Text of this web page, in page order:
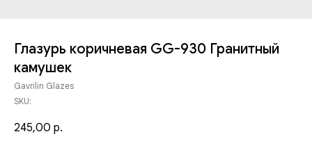
Глазурь коричневая GG-930 Гранитный
камушек
Gavrilin Glazes
SKU:
245,00 р.